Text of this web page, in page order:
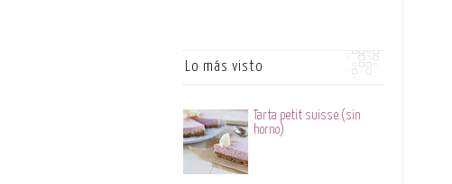
Lo más visto
Tarta petit suisse (sin
horno)